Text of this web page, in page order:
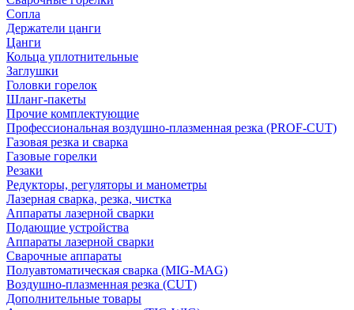
Сопла
Держатели цанги
Цанги
Кольца уплотнительные
Заглушки
Головки горелок
Шланг-пакеты
Прочие комплектующие
Профессиональная воздушно-плазменная резка (PROF-CUT)
Газовая резка и сварка
Газовые горелки
Резаки
Редукторы, регуляторы и манометры
Лазерная сварка, резка, чистка
Аппараты лазерной сварки
Подающие устройства
Аппараты лазерной сварки
Сварочные аппараты
Полуавтоматическая сварка (MIG-MAG)
Воздушно-плазменная резка (CUT)
Дополнительные товары